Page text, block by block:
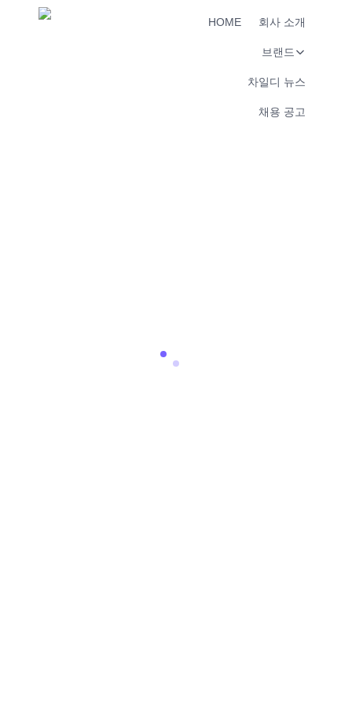
HOME 회사 소개
브랜드
차일디 뉴스
채용 공고